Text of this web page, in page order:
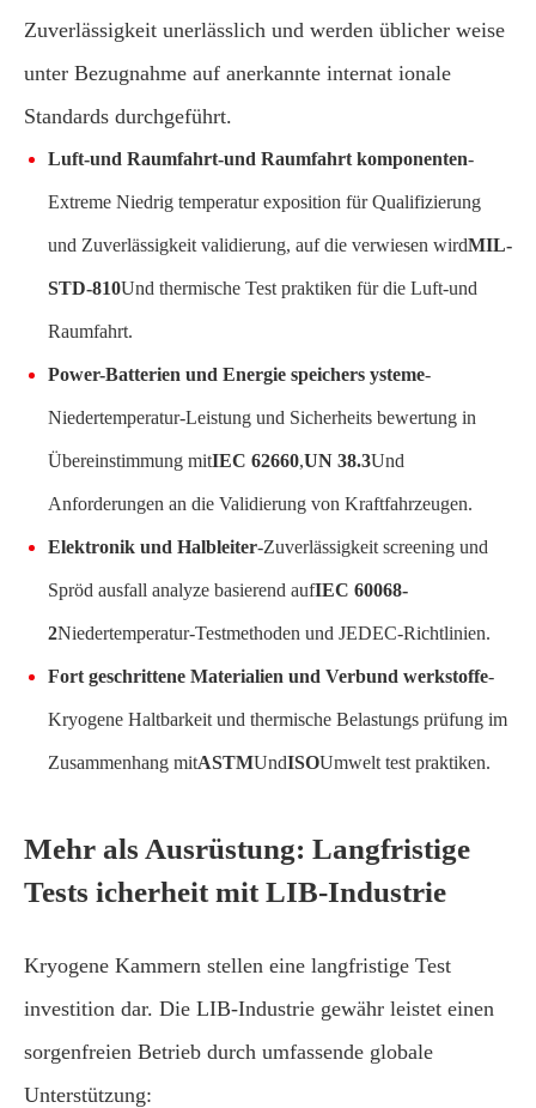
Zuverlässigkeit unerlässlich und werden üblicher weise
unter Bezugnahme auf anerkannte internat ionale
Standards durchgeführt.
Luft-und Raumfahrt-und Raumfahrt komponenten-
Extreme Niedrig temperatur exposition für Qualifizierung
und Zuverlässigkeit validierung, auf die verwiesen wirdMIL-
STD-810Und thermische Test praktiken für die Luft-und
Raumfahrt.
Power-Batterien und Energie speichers ysteme-
Niedertemperatur-Leistung und Sicherheits bewertung in
Übereinstimmung mitIEC 62660,UN 38.3Und
Anforderungen an die Validierung von Kraftfahrzeugen.
Elektronik und Halbleiter-Zuverlässigkeit screening und
Spröd ausfall analyze basierend aufIEC 60068-
2Niedertemperatur-Testmethoden und JEDEC-Richtlinien.
Fort geschrittene Materialien und Verbund werkstoffe-
Kryogene Haltbarkeit und thermische Belastungs prüfung im
Zusammenhang mitASTMUndISOUmwelt test praktiken.
Mehr als Ausrüstung: Langfristige
Tests icherheit mit LIB-Industrie
Kryogene Kammern stellen eine langfristige Test
investition dar. Die LIB-Industrie gewähr leistet einen
sorgenfreien Betrieb durch umfassende globale
Unterstützung: